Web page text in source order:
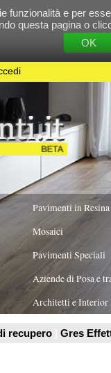
e per essere sicuri che tu
o cliccando
Cookie
in Resina
Speciali
di Posa e trattamento Pavimenti
e Interior Design
| Gres Effetto Legno